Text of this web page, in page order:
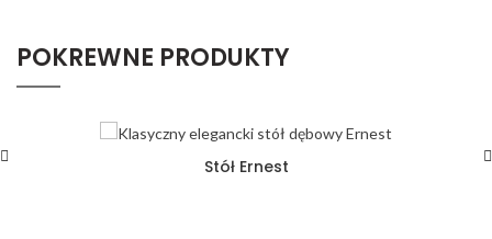
POKREWNE PRODUKTY
Stół Ernest